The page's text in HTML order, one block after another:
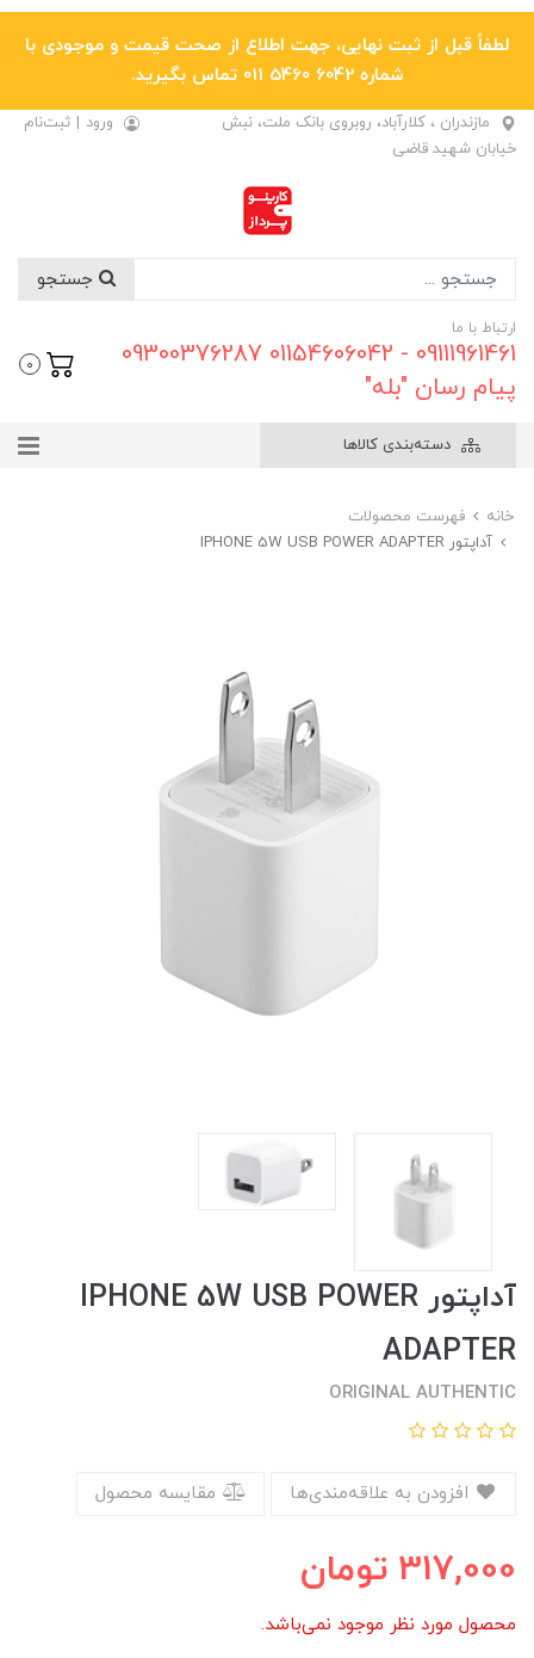
لطفاً قبل از ثبت نهایی، جهت اطلاع از صحت قیمت و موجودی با
شماره 6042 5460 011 تماس بگیرید.
مازندران ، کلارآباد، روبروی بانک ملت، نبش
خیابان شهید قاضی
ورود | ثبت‌نام
ارتباط با ما
09111961461 - 01154606042 09300376287
پیام رسان "بله"
0
دسته‌بندی کالاها
خانه
فهرست محصولات
آداپتور IPHONE 5W USB POWER ADAPTER
آداپتور IPHONE 5W USB POWER
ADAPTER
ORIGINAL AUTHENTIC
مقایسه محصول
317,000 تومان
محصول مورد نظر موجود نمی‌باشد.